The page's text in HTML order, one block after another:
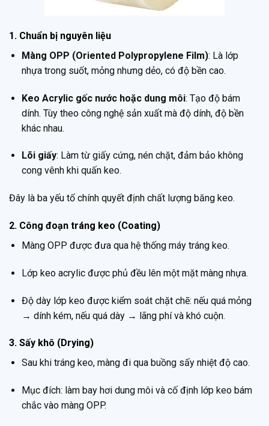
1. Chuẩn bị nguyên liệu
Màng OPP (Oriented Polypropylene Film): Là lớp
nhựa trong suốt, mỏng nhưng dẻo, có độ bền cao.
Keo Acrylic gốc nước hoặc dung môi: Tạo độ bám
dính. Tùy theo công nghệ sản xuất mà độ dính, độ bền
khác nhau.
Lõi giấy: Làm từ giấy cứng, nén chặt, đảm bảo không
cong vênh khi quấn keo.
Đây là ba yếu tố chính quyết định chất lượng băng keo.
2. Công đoạn tráng keo (Coating)
Màng OPP được đưa qua hệ thống máy tráng keo.
Lớp keo acrylic được phủ đều lên một mặt màng nhựa.
Độ dày lớp keo được kiểm soát chặt chẽ: nếu quá mỏng
→ dính kém, nếu quá dày → lãng phí và khó cuộn.
3. Sấy khô (Drying)
Sau khi tráng keo, màng đi qua buồng sấy nhiệt độ cao.
Mục đích: làm bay hơi dung môi và cố định lớp keo bám
chắc vào màng OPP.